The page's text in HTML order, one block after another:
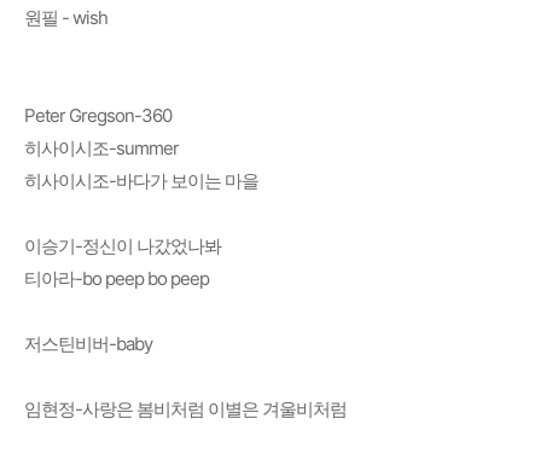
원필 - wish
Peter Gregson-360
히사이시조-summer
히사이시조-바다가 보이는 마을
이승기-정신이 나갔었나봐
티아라-bo peep bo peep
저스틴비버-baby
임현정-사랑은 봄비처럼 이별은 겨울비처럼